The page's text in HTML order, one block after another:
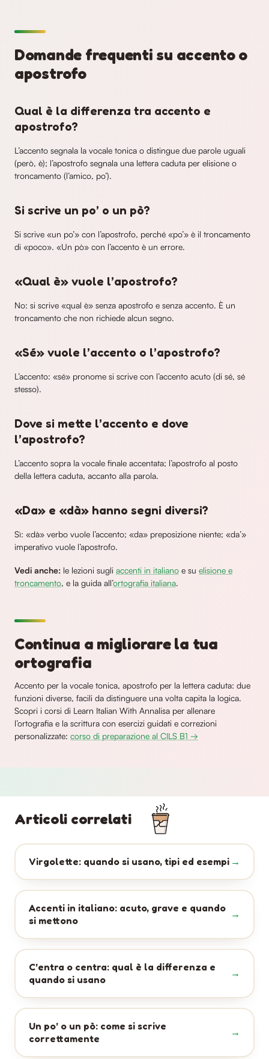
Domande frequenti su accento o
apostrofo
Qual è la differenza tra accento e
apostrofo?
L’accento segnala la vocale tonica o distingue due parole uguali
(però, è); l’apostrofo segnala una lettera caduta per elisione o
troncamento (l’amico, po’).
Si scrive un po’ o un pò?
Si scrive «un po’» con l’apostrofo, perché «po’» è il troncamento
di «poco». «Un pò» con l’accento è un errore.
«Qual è» vuole l’apostrofo?
No: si scrive «qual è» senza apostrofo e senza accento. È un
troncamento che non richiede alcun segno.
«Sé» vuole l’accento o l’apostrofo?
L’accento: «sé» pronome si scrive con l’accento acuto (di sé, sé
stesso).
Dove si mette l’accento e dove
l’apostrofo?
L’accento sopra la vocale finale accentata; l’apostrofo al posto
della lettera caduta, accanto alla parola.
«Da» e «dà» hanno segni diversi?
Sì: «dà» verbo vuole l’accento; «da» preposizione niente; «da’»
imperativo vuole l’apostrofo.
Vedi anche: le lezioni sugli accenti in italiano e su elisione e
troncamento, e la guida all’ortografia italiana.
Continua a migliorare la tua
ortografia
Accento per la vocale tonica, apostrofo per la lettera caduta: due
funzioni diverse, facili da distinguere una volta capita la logica.
Scopri i corsi di Learn Italian With Annalisa per allenare
l’ortografia e la scrittura con esercizi guidati e correzioni
personalizzate: corso di preparazione al CILS B1 →
Articoli correlati
Virgolette: quando si usano, tipi ed esempi
Accenti in italiano: acuto, grave e quando
si mettono
C’entra o centra: qual è la differenza e
quando si usano
Un po’ o un pò: come si scrive
correttamente